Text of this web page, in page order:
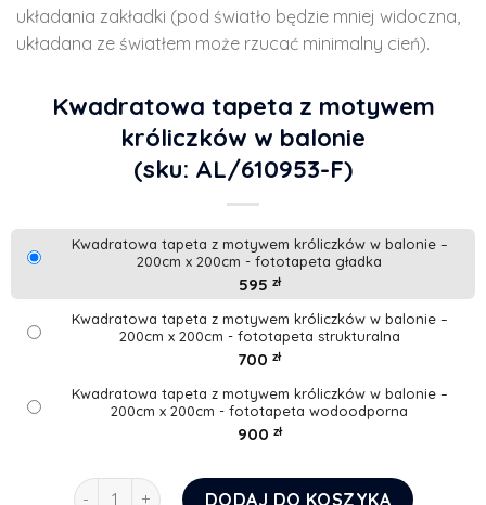
układania zakładki (pod światło będzie mniej widoczna,
układana ze światłem może rzucać minimalny cień).
Kwadratowa tapeta z motywem
króliczków w balonie
(sku: AL/610953-F)
Kwadratowa tapeta z motywem króliczków w balonie –
200cm x 200cm - fototapeta gładka
595 zł
Kwadratowa tapeta z motywem króliczków w balonie –
200cm x 200cm - fototapeta strukturalna
700 zł
Kwadratowa tapeta z motywem króliczków w balonie –
200cm x 200cm - fototapeta wodoodporna
900 zł
ilość Kwadratowa tapeta z motywem króliczków w
DODAJ DO KOSZYKA